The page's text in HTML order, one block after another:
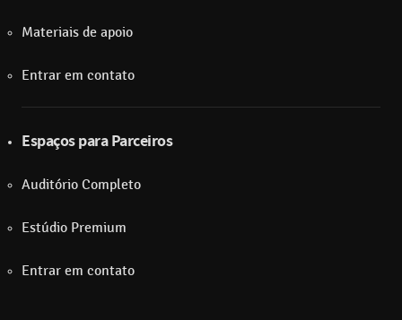
Materiais de apoio
Entrar em contato
Espaços para Parceiros
Auditório Completo
Estúdio Premium
Entrar em contato